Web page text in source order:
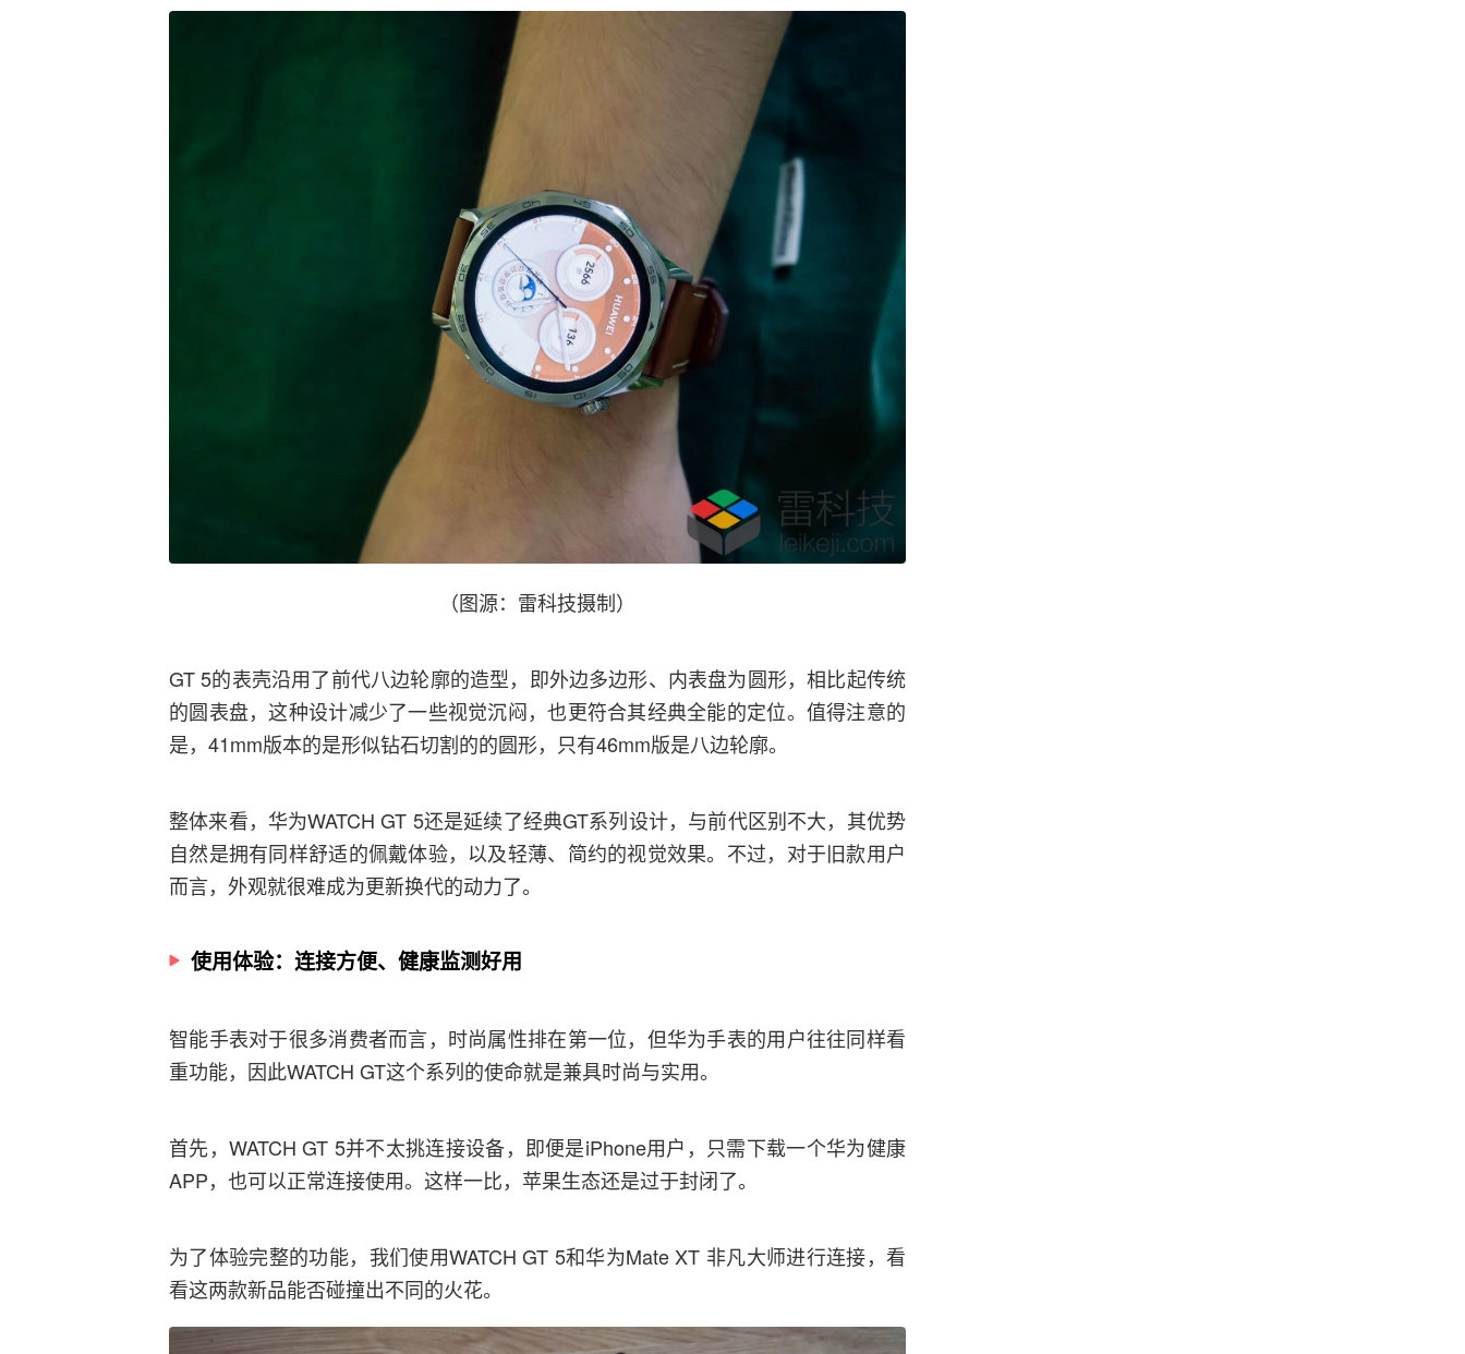
（图源：雷科技摄制）
GT 5的表壳沿用了前代八边轮廓的造型，即外边多边形、内表盘为圆形，相比起传统
的圆表盘，这种设计减少了一些视觉沉闷，也更符合其经典全能的定位。值得注意的
是，41mm版本的是形似钻石切割的的圆形，只有46mm版是八边轮廓。
整体来看，华为WATCH GT 5还是延续了经典GT系列设计，与前代区别不大，其优势
自然是拥有同样舒适的佩戴体验，以及轻薄、简约的视觉效果。不过，对于旧款用户
而言，外观就很难成为更新换代的动力了。
使用体验：连接方便、健康监测好用
智能手表对于很多消费者而言，时尚属性排在第一位，但华为手表的用户往往同样看
重功能，因此WATCH GT这个系列的使命就是兼具时尚与实用。
首先，WATCH GT 5并不太挑连接设备，即便是iPhone用户，只需下载一个华为健康
APP，也可以正常连接使用。这样一比，苹果生态还是过于封闭了。
为了体验完整的功能，我们使用WATCH GT 5和华为Mate XT 非凡大师进行连接，看
看这两款新品能否碰撞出不同的火花。